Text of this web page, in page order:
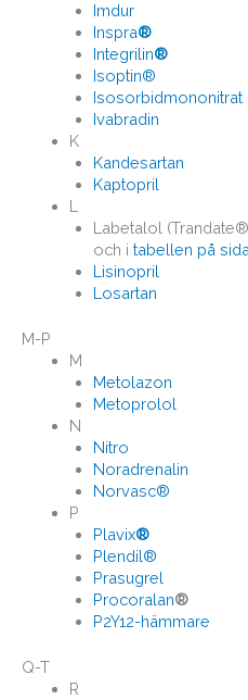
Imdur
Inspra®
Integrilin®
Isoptin®
Isosorbidmononitrat
Ivabradin
K
Kandesartan
Kaptopril
L
Labetalol
och i tabellen på
Lisinopril
Losartan
M-P
M
Metolazon
Metoprolol
N
Nitro
Noradrenalin
Norvasc®
P
Plavix®
Plendil®
Prasugrel
Procoralan®
P2Y12-hämmare
Q-T
R